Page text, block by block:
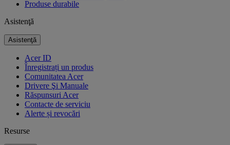
Produse durabile
Asistenţă
Asistenţă
Acer ID
Înregistrați un produs
Comunitatea Acer
Drivere Şi Manuale
Răspunsuri Acer
Contacte de serviciu
Alerte și revocări
Resurse